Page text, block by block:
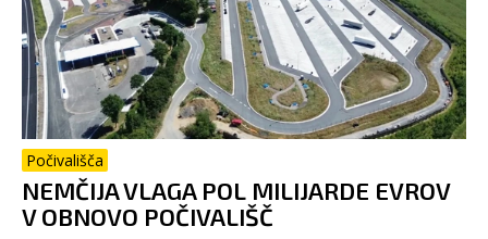
Počivališča
NEMČIJA VLAGA POL MILIJARDE EVROV
V OBNOVO POČIVALIŠČ